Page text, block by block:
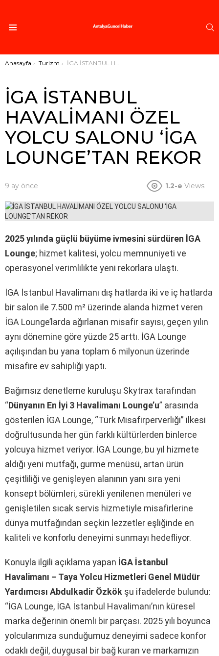
Buradasınız:
Anasayfa Turizm İGA İSTANBUL HAVALİMANI ÖZEL YOLCU SALONU ‘İGA LOUNGE’TAN REKOR
İGA İSTANBUL
HAVALİMANI ÖZEL
YOLCU SALONU ‘İGA
LOUNGE’TAN REKOR
9 ay önce 1.2-e Views
2025 yılında güçlü büyüme ivmesini sürdüren İGA
Lounge; hizmet kalitesi, yolcu memnuniyeti ve
operasyonel verimlilikte yeni rekorlara ulaştı.
İGA İstanbul Havalimanı dış hatlarda iki ve iç hatlarda
bir salon ile 7.500 m² üzerinde alanda hizmet veren
İGA Lounge’larda ağırlanan misafir sayısı, geçen yılın
aynı dönemine göre yüzde 25 arttı. İGA Lounge
açılışından bu yana toplam 6 milyonun üzerinde
misafire ev sahipliği yaptı.
Bağımsız denetleme kuruluşu Skytrax tarafından
“Dünyanın En İyi 3 Havalimanı Lounge’u” arasında
gösterilen İGA Lounge, “Türk Misafirperverliği” ilkesi
doğrultusunda her gün farklı kültürlerden binlerce
yolcuya hizmet veriyor. İGA Lounge, bu yıl hizmete
aldığı yeni mutfağı, gurme menüsü, artan ürün
çeşitliliği ve genişleyen alanının yanı sıra yeni
konsept bölümleri, sürekli yenilenen menüleri ve
genişletilen sıcak servis hizmetiyle misafirlerine
dünya mutfağından seçkin lezzetler eşliğinde en
kaliteli ve konforlu deneyimi sunmayı hedefliyor.
Konuyla ilgili açıklama yapan İGA İstanbul
Havalimanı – Taya Yolcu Hizmetleri Genel Müdür
Yardımcısı Abdulkadir Özkök şu ifadelerde bulundu:
“İGA Lounge, İGA İstanbul Havalimanı’nın küresel
marka değerinin önemli bir parçası. 2025 yılı boyunca
yolcularımıza sunduğumuz deneyimi sadece konfor
odaklı değil, duygusal bir bağ kuran ve markamızın